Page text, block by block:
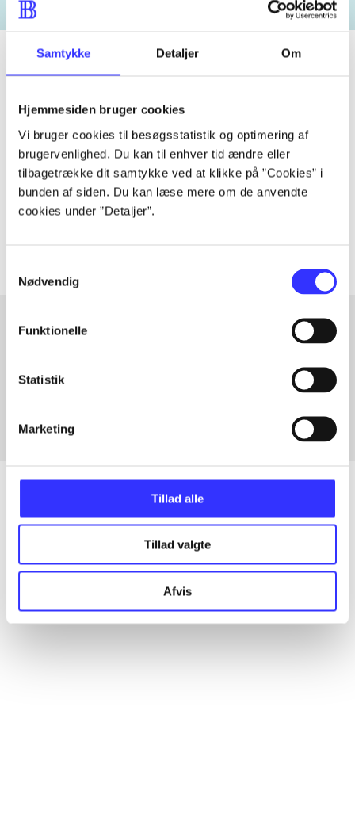
Samtykke Detaljer Om
Hjemmesiden bruger cookies
Vi bruger cookies til besøgsstatistik og optimering af
brugervenlighed. Du kan til enhver tid ændre eller
tilbagetrække dit samtykke ved at klikke på ”Cookies” i
bunden af siden. Du kan læse mere om de anvendte
cookies under ”Detaljer”.
Nødvendig
Funktionelle
Statistik
Marketing
Tillad alle
Tillad valgte
Afvis
Tidsskrift
Artiklen er en del af
lorem ipsum dolor sit amet ...
Tidsskrift
handler ofte om
Fra
Alle registrerede artikler fordelt på udgivelser